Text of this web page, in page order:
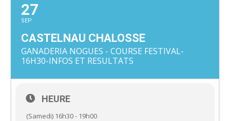
27
SEP
CASTELNAU CHALOSSE
GANADERIA NOGUES - COURSE FESTIVAL-
16H30-INFOS ET RESULTATS
HEURE
(Samedi) 16h30 - 19h00